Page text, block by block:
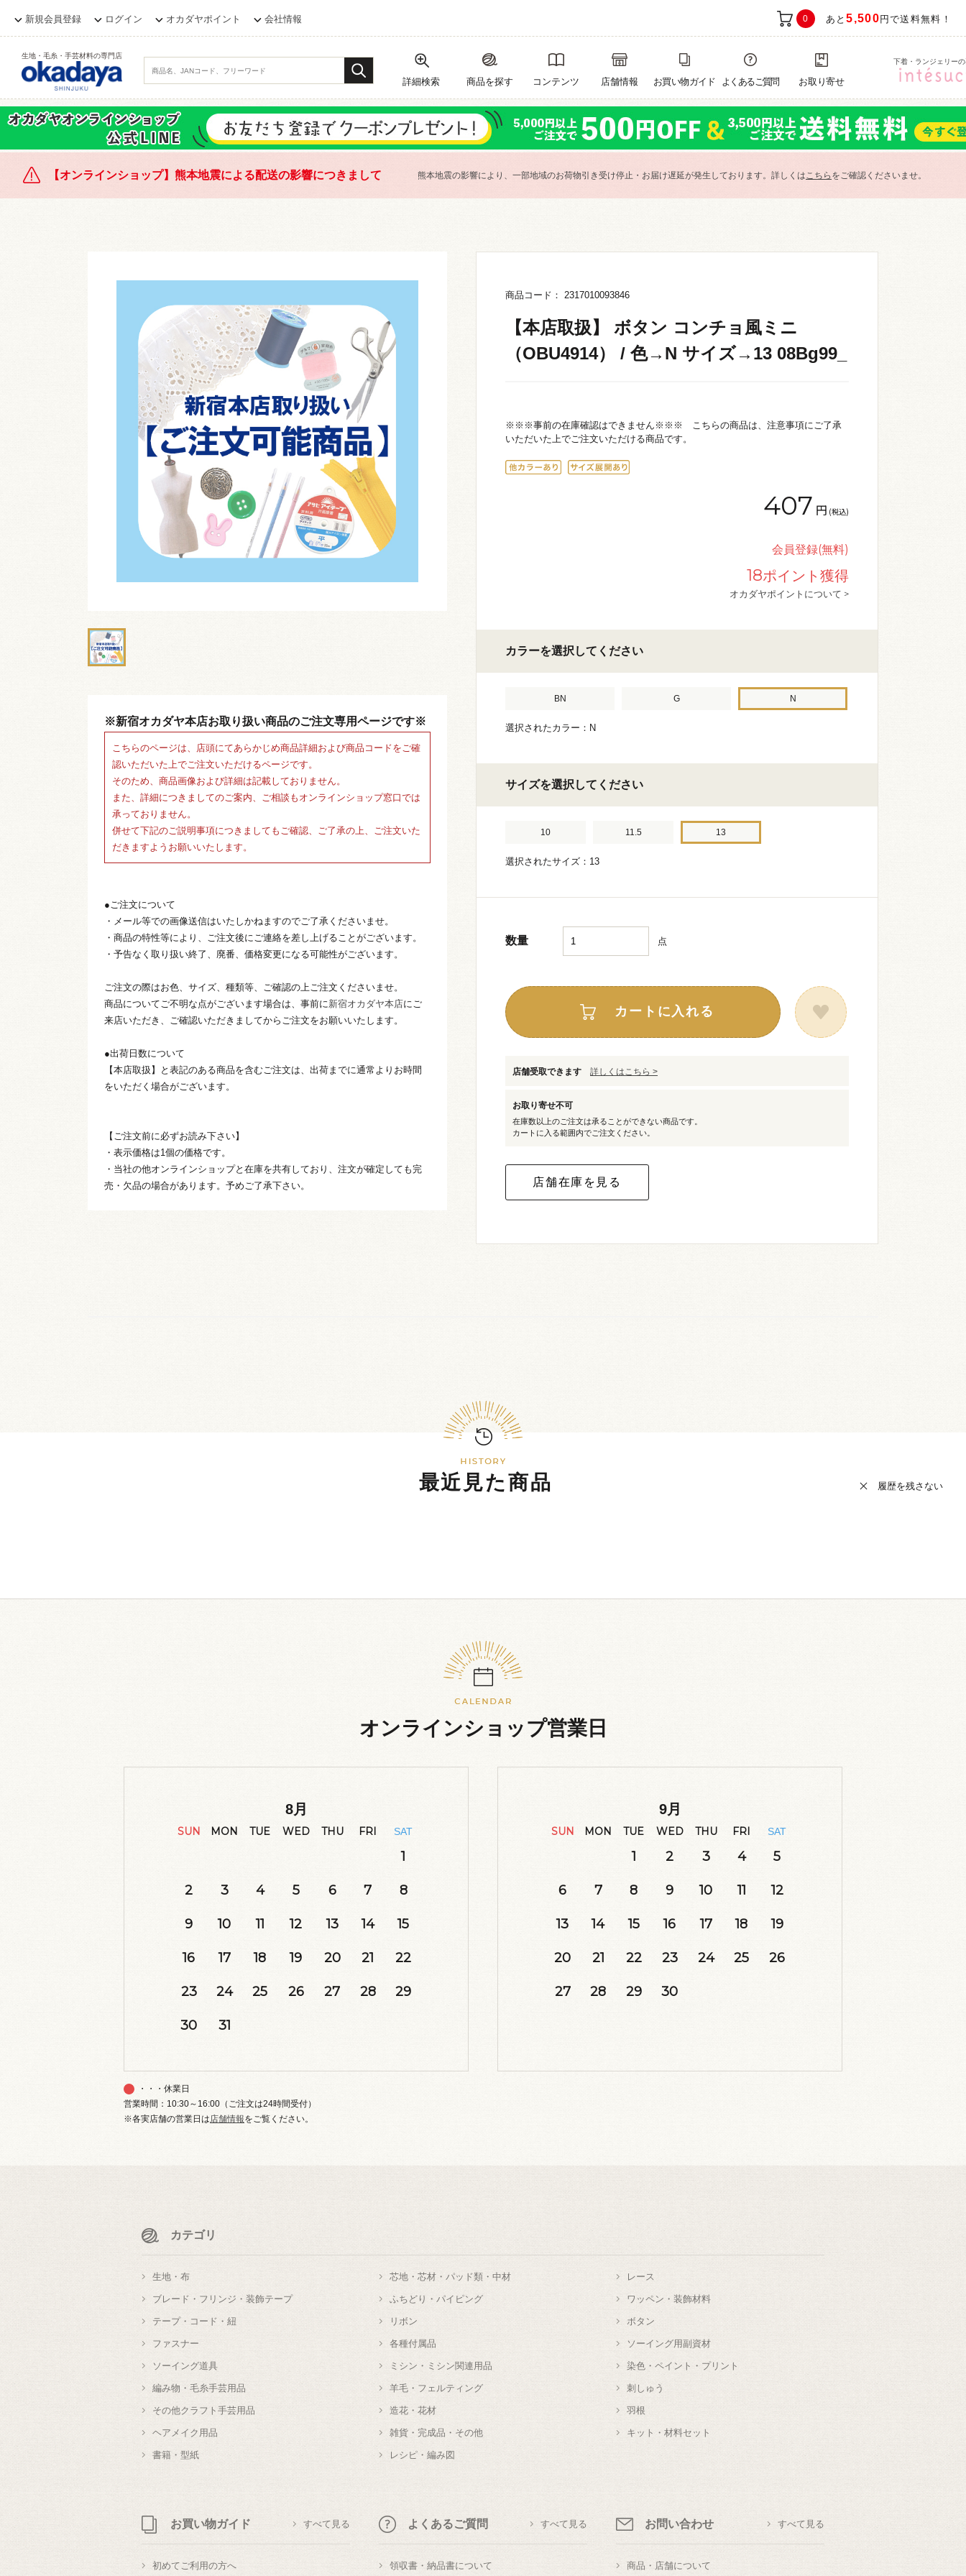
新規会員登録 ログイン オカダヤポイント 会社情報 0 あと5,500 円で送料無料！
生地・毛糸・手芸材料の専門店
詳細検索 商品を探す コンテンツ 店舗情報 お買い物ガイド よくあるご質問 お取り寄せ
下着・ランジェリー
【オンラインショップ】熊本地震による配送の影響につきまして 熊本地震の影響により、一部地域のお荷物引き受け停止・お届け遅延が発生しております。詳しくはこちら をご確認くださいませ。
※新宿オカダヤ本店お取り扱い商品のご注文専用ページです※
こちらのページは、店頭にてあらかじめ商品詳細および商品コードをご確
認いただいた上でご注文いただけるページです。
そのため、商品画像および詳細は記載しておりません。
また、詳細につきましてのご案内、ご相談もオンラインショップ窓口では
承っておりません。
併せて下記のご説明事項につきましてもご確認、ご了承の上、ご注文いた
だきますようお願いいたします。
●ご注文について
・メール等での画像送信はいたしかねますのでご了承くださいませ。
・商品の特性等により、ご注文後にご連絡を差し上げることがございます。
・予告なく取り扱い終了、廃番、価格変更になる可能性がございます。
ご注文の際はお色、サイズ、種類等、ご確認の上ご注文くださいませ。
商品についてご不明な点がございます場合は、事前に 新宿オカダヤ本店にご
来店いただき、ご確認いただきましてからご注文をお願いいたします。
●出荷日数について
【本店取扱】と表記のある商品を含むご注文は、出荷までに通常よりお時間
をいただく場合がございます。
【ご注文前に必ずお読み下さい】
・表示価格は1個の価格です。
・当社の他オンラインショップと在庫を共有しており、注文が確定しても完
売・欠品の場合があります。予めご了承下さい。
商品コード： 2317010093846
【本店取扱】 ボタン コンチョ風ミニ
（OBU4914） / 色→N サイズ→13 08Bg99_
※※※事前の在庫確認はできません※※※ こちらの商品は、注意事項にご了承
いただいた上でご注文いただける商品です。
407 円 (税込)
会員登録(無料)
18ポイント獲得
オカダヤポイントについて >
カラーを選択してください
BN G N
選択されたカラー：N
サイズを選択してください
10 11.5 13
選択されたサイズ：13
数量 点
カートに入れる
店舗受取できます 詳しくはこちら >
お取り寄せ不可
在庫数以上のご注文は承ることができない商品です。
カートに入る範囲内でご注文ください。
最近見た商品 履歴を残さない
オンラインショップ営業日
8月
SUN MON TUE WED THU FRI SAT
1
2 3 4 5 6 7 8
9 10 11 12 13 14 15
16 17 18 19 20 21 22
23 24 25 26 27 28 29
30 31
9月
SUN MON TUE WED THU FRI SAT
1 2 3 4 5
6 7 8 9 10 11 12
13 14 15 16 17 18 19
20 21 22 23 24 25 26
27 28 29 30
・・・休業日
営業時間：10:30～16:00（ご注文は24時間受付）
※各実店舗の営業日は店舗情報をご覧ください。
カテゴリ
生地・布 芯地・芯材・パッド類・中材 レース
ブレード・フリンジ・装飾テープ ふちどり・パイピング ワッペン・装飾材料
テープ・コード・紐 リボン ボタン
ファスナー 各種付属品 ソーイング用副資材
ソーイング道具 ミシン・ミシン関連用品 染色・ペイント・プリント
編み物・毛糸手芸用品 羊毛・フェルティング 刺しゅう
その他クラフト手芸用品 造花・花材 羽根
ヘアメイク用品 雑貨・完成品・その他 キット・材料セット
書籍・型紙 レシピ・編み図
お買い物ガイド すべて見る
初めてご利用の方へ
よくあるご質問 すべて見る
領収書・納品書について
お問い合わせ すべて見る
商品・店舗について